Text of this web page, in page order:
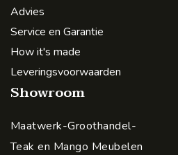
Advies
Service en Garantie
How it's made
Leveringsvoorwaarden
Showroom
Maatwerk-Groothandel-
Teak en Mango Meubelen